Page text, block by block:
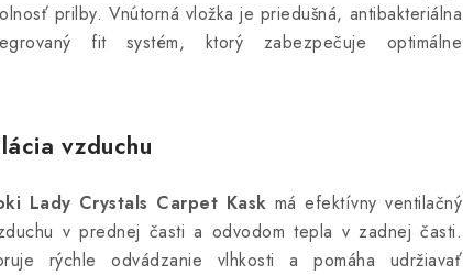
prilby. Vnútorná vložka je priedušná, antibakteriálna
fit systém, ktorý zabezpečuje optimálne
vzduchu
Lady Crystals Carpet Kask má efektívny ventilačný
v prednej časti a odvodom tepla v zadnej časti.
rýchle odvádzanie vlhkosti a pomáha udržiavať